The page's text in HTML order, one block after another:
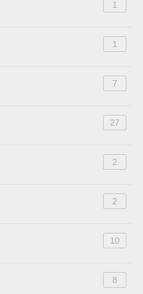
1
1
7
27
2
2
10
8